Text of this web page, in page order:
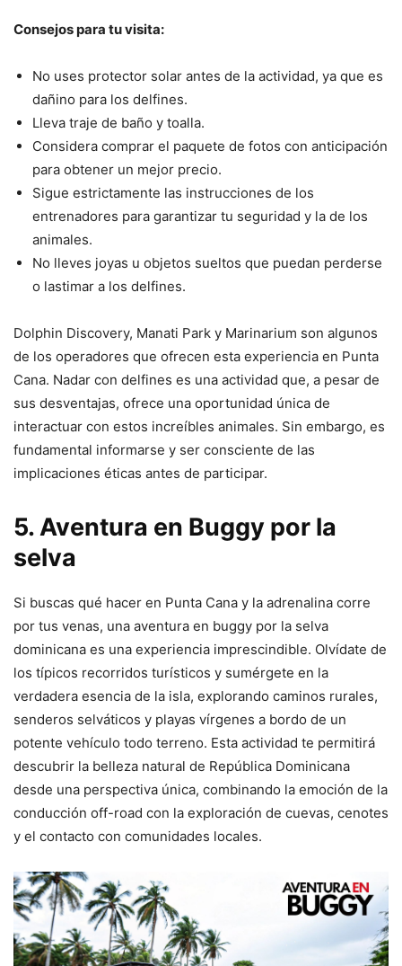
Consejos para tu visita:
No uses protector solar antes de la actividad, ya que es
dañino para los delfines.
Lleva traje de baño y toalla.
Considera comprar el paquete de fotos con anticipación
para obtener un mejor precio.
Sigue estrictamente las instrucciones de los
entrenadores para garantizar tu seguridad y la de los
animales.
No lleves joyas u objetos sueltos que puedan perderse
o lastimar a los delfines.
Dolphin Discovery, Manati Park y Marinarium son algunos
de los operadores que ofrecen esta experiencia en Punta
Cana. Nadar con delfines es una actividad que, a pesar de
sus desventajas, ofrece una oportunidad única de
interactuar con estos increíbles animales. Sin embargo, es
fundamental informarse y ser consciente de las
implicaciones éticas antes de participar.
5. Aventura en Buggy por la
selva
Si buscas qué hacer en Punta Cana y la adrenalina corre
por tus venas, una aventura en buggy por la selva
dominicana es una experiencia imprescindible. Olvídate de
los típicos recorridos turísticos y sumérgete en la
verdadera esencia de la isla, explorando caminos rurales,
senderos selváticos y playas vírgenes a bordo de un
potente vehículo todo terreno. Esta actividad te permitirá
descubrir la belleza natural de República Dominicana
desde una perspectiva única, combinando la emoción de la
conducción off-road con la exploración de cuevas, cenotes
y el contacto con comunidades locales.